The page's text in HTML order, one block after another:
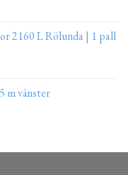
2160 L Rölunda | 1 pall
m vänster